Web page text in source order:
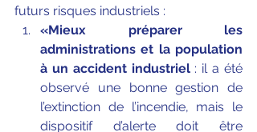
futurs risques industriels :
«Mieux préparer les
administrations et la population
à un accident industriel : il a été
observé une bonne gestion de
l’extinction de l’incendie, mais le
dispositif d’alerte doit être